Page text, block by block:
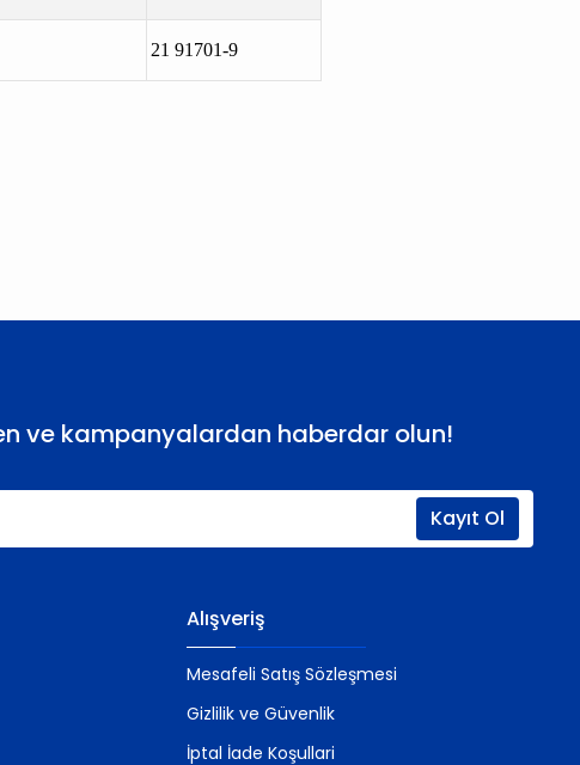
21 91701-9
Gönder
ve kampanyalardan haberdar olun!
Kayıt Ol
Alışveriş
Mesafeli Satış Sözleşmesi
Gizlilik ve Güvenlik
İptal İade Koşullari